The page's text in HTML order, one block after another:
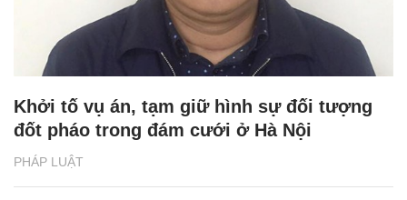
PHÁP LUẬT
Khởi tố vụ án, tạm giữ hình sự đối tượng
đốt pháo trong đám cưới ở Hà Nội